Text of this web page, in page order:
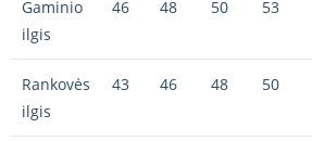
Gaminio
ilgis
46 48 50 53
Rankovės
ilgis
43 46 48 50